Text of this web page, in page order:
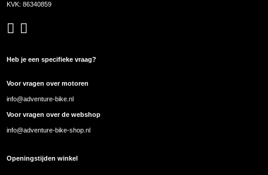
KVK: 86340859
Heb je een specifieke vraag?
Voor vragen over motoren
info@adventure-bike.nl
Voor vragen over de webshop
info@adventure-bike-shop.nl
Openingstijden winkel